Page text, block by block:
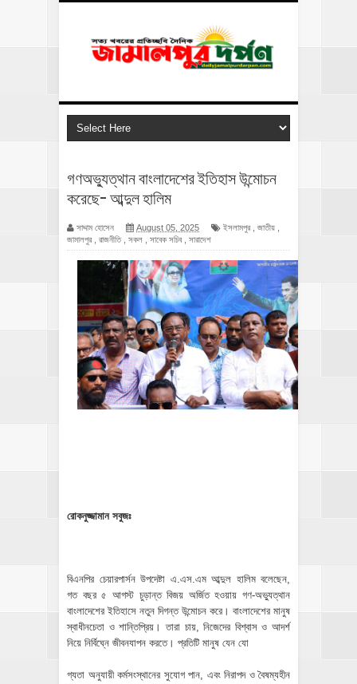
গণঅভ্যুত্থান বাংলাদেশের ইতিহাস উন্মোচন
করেছে- আব্দুল হালিম
সাদ্দাম হোসেন August 05, 2025 ইসলামপুর জাতীয়
জামালপুর
রাজনীতি, সকল সাবেক সচিব সারাদেশ
রোকনুজ্জামান সবুজঃ
বিএনপির চেয়ারপার্সন উপদেষ্টা এ.এস.এম আব্দুল হালিম বলেছেন,
গত বছর ৫ আগস্ট চুড়ান্ত বিজয় অর্জিত হওয়ায় গণ-অভ্যুত্থান
বাংলাদেশের ইতিহাসে নতুন দিগন্ত উন্মোচন করে। বাংলাদেশের মানুষ
স্বাধীনচেতা ও শান্তিপ্রিয়। তারা চায়, নিজেদের বিশ্বাস ও আদর্শ
নিয়ে নির্বিঘ্নে জীবনযাপন করতে। প্রতিটি মানুষ যেন যো
গ্যতা অনুযায়ী কর্মসংস্থানের সুযোগ পান, এবং নিরাপদ ও বৈষম্যহীন